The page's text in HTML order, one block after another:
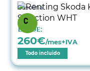
Gasolina
Desde:
260€/mes+IVA
Todo incluido